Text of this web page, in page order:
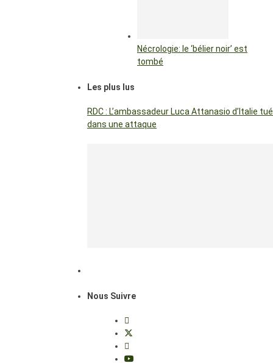
Nécrologie: le ‘bélier noir’ est
tombé
Les plus lus
RDC : L’ambassadeur Luca Attanasio d’Italie tué
dans une attaque
Nous Suivre